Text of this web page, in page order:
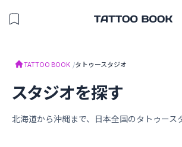
保存したスタジオを見る
TATTOO BOOK /タトゥースタジオ
スタジオを探す
北海道から沖縄まで、日本全国のタトゥース